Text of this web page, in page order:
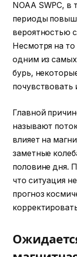
NOAA SWPC,
периоды
вероятностью
Несмотря на то
одним из
бурь,
почувствовать
Главной
называют
влияет на
заметные
половине дня.
что ситуация
прогноз